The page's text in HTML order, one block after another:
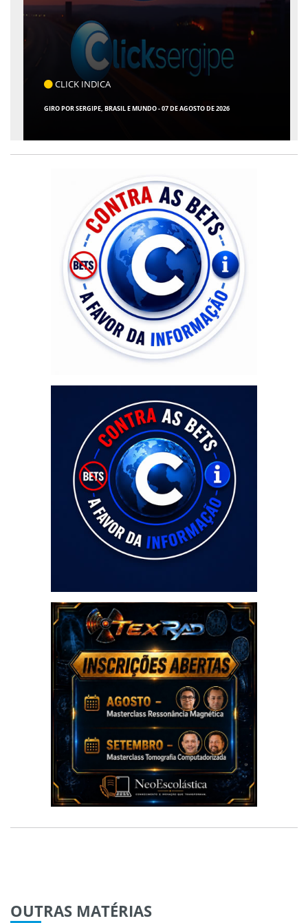
CLICK INDICA
GIRO POR SERGIPE, BRASIL E MUNDO - 07 DE AGOSTO DE 2026
OUTRAS MATÉRIAS